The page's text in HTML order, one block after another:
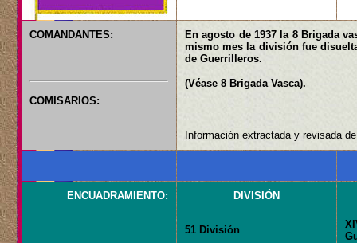
COMANDANTES:
COMISARIOS:
En agosto de 1937 la 8 Brigada
mismo mes la división fue
de Guerrilleros.
(Véase 8 Brigada Vasca).
Información extractada y revisada
ENCUADRAMIENTO: DIVISIÓN
51 División